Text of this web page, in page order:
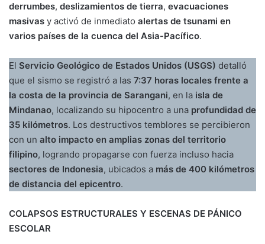
derrumbes, deslizamientos de tierra, evacuaciones
masivas y activó de inmediato alertas de tsunami en
varios países de la cuenca del Asia-Pacífico.
El Servicio Geológico de Estados Unidos (USGS) detalló
que el sismo se registró a las 7:37 horas locales frente a
la costa de la provincia de Sarangani, en la isla de
Mindanao, localizando su hipocentro a una profundidad de
35 kilómetros. Los destructivos temblores se percibieron
con un alto impacto en amplias zonas del territorio
filipino, logrando propagarse con fuerza incluso hacia
sectores de Indonesia, ubicados a más de 400 kilómetros
de distancia del epicentro.
COLAPSOS ESTRUCTURALES Y ESCENAS DE PÁNICO
ESCOLAR